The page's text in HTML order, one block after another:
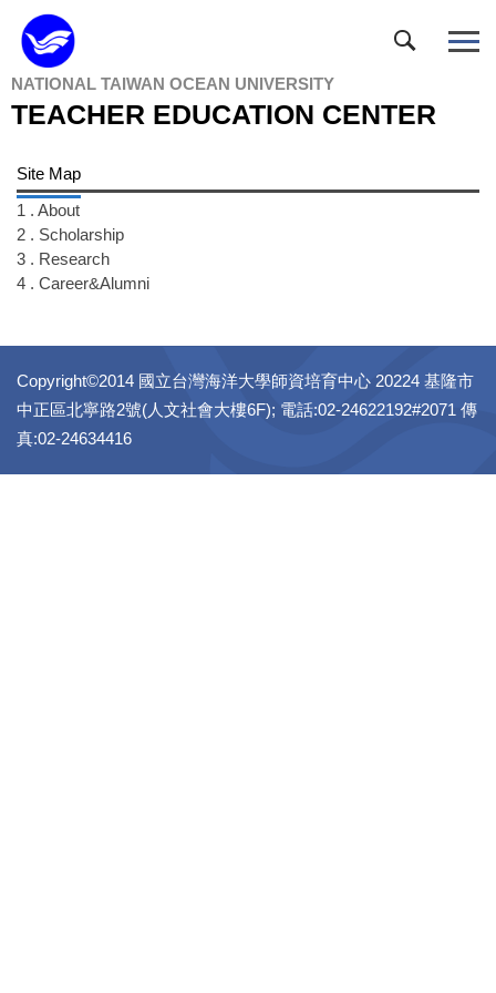
Jump
to
the
main
content
NATIONAL TAIWAN OCEAN UNIVERSITY
TEACHER EDUCATION CENTER
Site Map
1 . About
2 . Scholarship
3 . Research
4 . Career&Alumni
Copyright©2014 國立台灣海洋大學師資培育中心 20224 基隆市
中正區北寧路2號(人文社會大樓6F); 電話:02-24622192#2071 傳
真:02-24634416